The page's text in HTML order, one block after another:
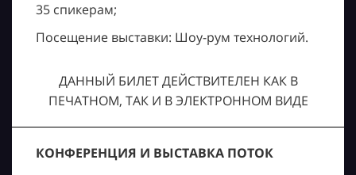
35 спикерам;
Посещение выставки: Шоу-рум технологий.
ДАННЫЙ БИЛЕТ ДЕЙСТВИТЕЛЕН КАК В
ПЕЧАТНОМ, ТАК И В ЭЛЕКТРОННОМ ВИДЕ
КОНФЕРЕНЦИЯ И ВЫСТАВКА ПОТОК